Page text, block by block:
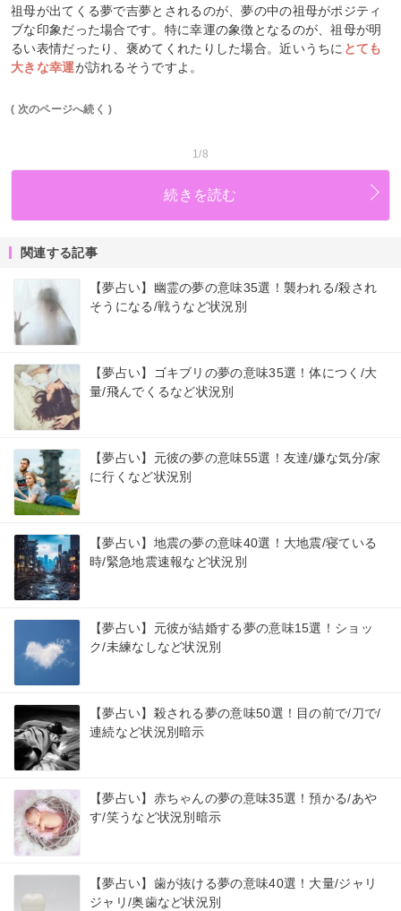
祖母が出てくる夢で吉夢とされるのが、夢の中の祖母がポジティ
ブな印象だった場合です。特に幸運の象徴となるのが、祖母が明
るい表情だったり、褒めてくれたりした場合。近いうちに とても
大きな幸運が訪れるそうですよ。
( 次のページへ続く )
1/8
続きを読む
関連する記事
【夢占い】幽霊の夢の意味35選！襲われる/殺され
そうになる/戦うなど状況別
【夢占い】ゴキブリの夢の意味35選！体につく/大
量/飛んでくるなど状況別
【夢占い】元彼の夢の意味55選！友達/嫌な気分/家
に行くなど状況別
【夢占い】地震の夢の意味40選！大地震/寝ている
時/緊急地震速報など状況別
【夢占い】元彼が結婚する夢の意味15選！ショッ
ク/未練なしなど状況別
【夢占い】殺される夢の意味50選！目の前で/刀で/
連続など状況別暗示
【夢占い】赤ちゃんの夢の意味35選！預かる/あや
す/笑うなど状況別暗示
【夢占い】歯が抜ける夢の意味40選！大量/ジャリ
ジャリ/奥歯など状況別